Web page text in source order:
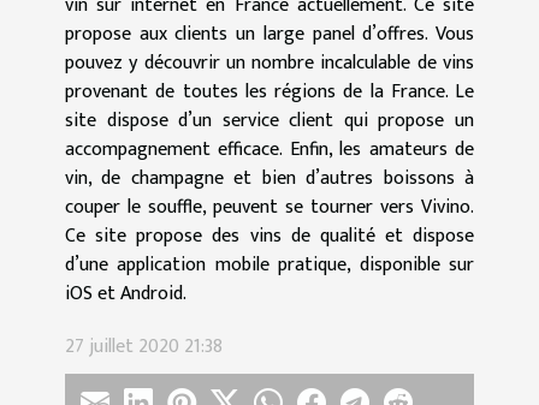
propose aux clients un large panel d’offres. Vous
pouvez y découvrir un nombre incalculable de vins
provenant de toutes les régions de la France. Le
site dispose d’un service client qui propose un
accompagnement efficace. Enfin, les amateurs de
vin, de champagne et bien d’autres boissons à
couper le souffle, peuvent se tourner vers Vivino.
Ce site propose des vins de qualité et dispose
d’une application mobile pratique, disponible sur
iOS et Android.
27 juillet 2020 21:38